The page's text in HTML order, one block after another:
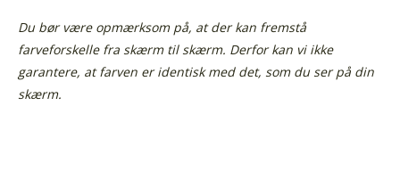
Du bør være opmærksom på, at der kan fremstå
farveforskelle fra skærm til skærm. Derfor kan vi ikke
garantere, at farven er identisk med det, som du ser på din
skærm.